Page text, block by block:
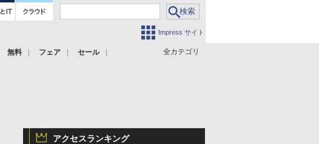
Impress サイト
全カテゴリ
無料 フェア セール
アクセスランキング